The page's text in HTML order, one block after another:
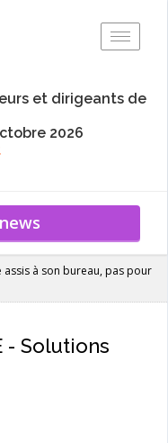
et dirigeants de
2026
à son bureau, pas pour
- Solutions